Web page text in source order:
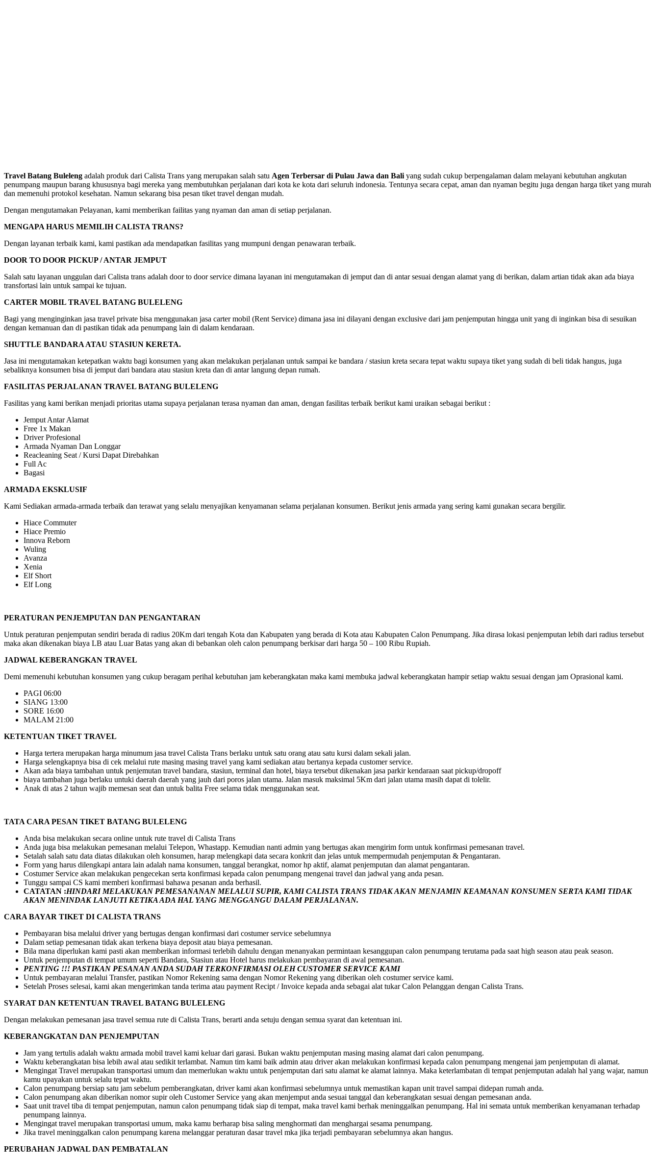
Travel Batang Buleleng adalah produk dari Calista Trans yang merupakan salah satu Agen Terbersar di Pulau Jawa dan Baliyang sudah cukup berpengalaman dalam melayani kebutuhan angkutan
penumpang maupun barang khususnya bagi mereka yang membutuhkan perjalanan dari kota ke kota dari seluruh indonesia. Tentunya secara cepat, aman dan nyaman begitu juga dengan harga tiket yang murah
dan memenuhi protokol kesehatan. Namun sekarang bisa pesan tiket travel dengan mudah.
Dengan mengutamakan Pelayanan, kami memberikan failitas yang nyaman dan aman di setiap perjalanan.
MENGAPA HARUS MEMILIH CALISTA TRANS?
Dengan layanan terbaik kami, kami pastikan ada mendapatkan fasilitas yang mumpuni dengan penawaran terbaik.
DOOR TO DOOR PICKUP / ANTAR JEMPUT
Salah satu layanan unggulan dari Calista trans adalah door to door service dimana layanan ini mengutamakan di jemput dan di antar sesuai dengan alamat yang di berikan, dalam artian tidak akan ada biaya
transfortasi lain untuk sampai ke tujuan.
CARTER MOBIL TRAVEL BATANG BULELENG
Bagi yang menginginkan jasa travel private bisa menggunakan jasa carter mobil (Rent Service) dimana jasa ini dilayani dengan exclusive dari jam penjemputan hingga unit yang di inginkan bisa di sesuikan
dengan kemanuan dan di pastikan tidak ada penumpang lain di dalam kendaraan.
SHUTTLE BANDARA ATAU STASIUN KERETA.
Jasa ini mengutamakan ketepatkan waktu bagi konsumen yang akan melakukan perjalanan untuk sampai ke bandara / stasiun kreta secara tepat waktu supaya tiket yang sudah di beli tidak hangus, juga
sebaliknya konsumen bisa di jemput dari bandara atau stasiun kreta dan di antar langung depan rumah.
FASILITAS PERJALANAN TRAVEL BATANG BULELENG
Fasilitas yang kami berikan menjadi prioritas utama supaya perjalanan terasa nyaman dan aman, dengan fasilitas terbaik berikut kami uraikan sebagai berikut :
Jemput Antar Alamat
Free 1x Makan
Driver Profesional
Armada Nyaman Dan Longgar
Reacleaning Seat / Kursi Dapat Direbahkan
Full Ac
Bagasi
ARMADA EKSKLUSIF
Kami Sediakan armada-armada terbaik dan terawat yang selalu menyajikan kenyamanan selama perjalanan konsumen. Berikut jenis armada yang sering kami gunakan secara bergilir.
Hiace Commuter
Hiace Premio
Innova Reborn
Wuling
Avanza
Xenia
Elf Short
Elf Long
PERATURAN PENJEMPUTAN DAN PENGANTARAN
Untuk peraturan penjemputan sendiri berada di radius 20Km dari tengah Kota dan Kabupaten yang berada di Kota atau Kabupaten Calon Penumpang. Jika dirasa lokasi penjemputan lebih dari radius tersebut
maka akan dikenakan biaya LB atau Luar Batas yang akan di bebankan oleh calon penumpang berkisar dari harga 50 – 100 Ribu Rupiah.
JADWAL KEBERANGKAN TRAVEL
Demi memenuhi kebutuhan konsumen yang cukup beragam perihal kebutuhan jam keberangkatan maka kami membuka jadwal keberangkatan hampir setiap waktu sesuai dengan jam Oprasional kami.
PAGI 06:00
SIANG 13:00
SORE 16:00
MALAM 21:00
KETENTUAN TIKET TRAVEL
Harga tertera merupakan harga minumum jasa travel Calista Trans berlaku untuk satu orang atau satu kursi dalam sekali jalan.
Harga selengkapnya bisa di cek melalui rute masing masing travel yang kami sediakan atau bertanya kepada customer service.
Akan ada biaya tambahan untuk penjemutan travel bandara, stasiun, terminal dan hotel, biaya tersebut dikenakan jasa parkir kendaraan saat pickup/dropoff
biaya tambahan juga berlaku untuki daerah daerah yang jauh dari poros jalan utama. Jalan masuk maksimal 5Km dari jalan utama masih dapat di tolelir.
Anak di atas 2 tahun wajib memesan seat dan untuk balita Free selama tidak menggunakan seat.
TATA CARA PESAN TIKET BATANG BULELENG
Anda bisa melakukan secara online untuk rute travel di Calista Trans
Anda juga bisa melakukan pemesanan melalui Telepon, Whastapp. Kemudian nanti admin yang bertugas akan mengirim form untuk konfirmasi pemesanan travel.
Setalah salah satu data diatas dilakukan oleh konsumen, harap melengkapi data secara konkrit dan jelas untuk mempermudah penjemputan & Pengantaran.
Form yang harus dilengkapi antara lain adalah nama konsumen, tanggal berangkat, nomor hp aktif, alamat penjemputan dan alamat pengantaran.
Costumer Service akan melakukan pengecekan serta konfirmasi kepada calon penumpang mengenai travel dan jadwal yang anda pesan.
Tunggu sampai CS kami memberi konfirmasi bahawa pesanan anda berhasil.
CATATAN :HINDARI MELAKUKAN PEMESANANAN MELALUI SUPIR, KAMICALISTA TRANS TIDAK AKAN MENJAMIN KEAMANAN KONSUMEN SERTA KAMI TIDAK
AKAN MENINDAK LANJUTI KETIKA ADA HAL YANG MENGGANGU DALAM PERJALANAN.
CARA BAYAR TIKET DI CALISTA TRANS
Pembayaran bisa melalui driver yang bertugas dengan konfirmasi dari costumer service sebelumnya
Dalam setiap pemesanan tidak akan terkena biaya deposit atau biaya pemesanan.
Bila mana diperlukan kami pasti akan memberikan informasi terlebih dahulu dengan menanyakan permintaan kesanggupan calon penumpang terutama pada saat high season atau peak season.
Untuk penjemputan di tempat umum seperti Bandara, Stasiun atau Hotel harus melakukan pembayaran di awal pemesanan.
PENTING !!! PASTIKAN PESANAN ANDA SUDAH TERKONFIRMASI OLEH CUSTOMER SERVICE KAMI
Untuk pembayaran melalui Transfer, pastikan Nomor Rekening sama dengan Nomor Rekening yang diberikan oleh costumer service kami.
Setelah Proses selesai, kami akan mengerimkan tanda terima atau payment Recipt / Invoice kepada anda sebagai alat tukar Calon Pelanggan dengan Calista Trans.
SYARAT DAN KETENTUAN TRAVEL BATANG BULELENG
Dengan melakukan pemesanan jasa travel semua rute di Calista Trans, berarti anda setuju dengan semua syarat dan ketentuan ini.
KEBERANGKATAN DAN PENJEMPUTAN
Jam yang tertulis adalah waktu armada mobil travel kami keluar dari garasi. Bukan waktu penjemputan masing masing alamat dari calon penumpang.
Waktu keberangkatan bisa lebih awal atau sedikit terlambat. Namun tim kami baik admin atau driver akan melakukan konfirmasi kepada calon penumpang mengenai jam penjemputan di alamat.
Mengingat Travel merupakan transportasi umum dan memerlukan waktu untuk penjemputan dari satu alamat ke alamat lainnya. Maka keterlambatan di tempat penjemputan adalah hal yang wajar, namun
kamu upayakan untuk selalu tepat waktu.
Calon penumpang bersiap satu jam sebelum pemberangkatan, driver kami akan konfirmasi sebelumnya untuk memastikan kapan unit travel sampai didepan rumah anda.
Calon penumpang akan diberikan nomor supir oleh Customer Service yang akan menjemput anda sesuai tanggal dan keberangkatan sesuai dengan pemesanan anda.
Saat unit travel tiba di tempat penjemputan, namun calon penumpang tidak siap di tempat, maka travel kami berhak meninggalkan penumpang. Hal ini semata untuk memberikan kenyamanan terhadap
penumpang lainnya.
Mengingat travel merupakan transportasi umum, maka kamu berharap bisa saling menghormati dan menghargai sesama penumpang.
Jika travel meninggalkan calon penumpang karena melanggar peraturan dasar travel mka jika terjadi pembayaran sebelumnya akan hangus.
PERUBAHAN JADWAL DAN PEMBATALAN